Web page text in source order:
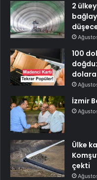
2
100
dolara
İzmir
Ülke
çekti